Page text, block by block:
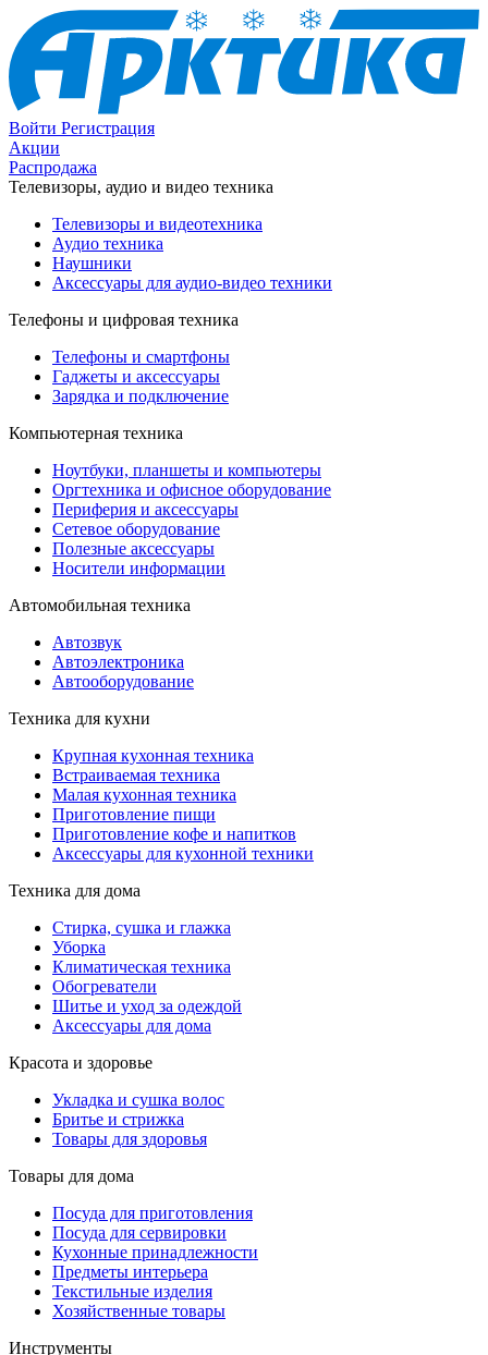
Войти Регистрация
Акции
Распродажа
Телевизоры, аудио и видео техника
Телевизоры и видеотехника
Аудио техника
Наушники
Аксессуары для аудио-видео техники
Телефоны и цифровая техника
Телефоны и смартфоны
Гаджеты и аксессуары
Зарядка и подключение
Компьютерная техника
Ноутбуки, планшеты и компьютеры
Оргтехника и офисное оборудование
Периферия и аксессуары
Cетевое оборудование
Полезные аксессуары
Носители информации
Автомобильная техника
Автозвук
Автоэлектроника
Автооборудование
Техника для кухни
Крупная кухонная техника
Встраиваемая техника
Малая кухонная техника
Приготовление пищи
Приготовление кофе и напитков
Аксессуары для кухонной техники
Техника для дома
Стирка, сушка и глажка
Уборка
Климатическая техника
Обогреватели
Шитье и уход за одеждой
Аксессуары для дома
Красота и здоровье
Укладка и сушка волос
Бритье и стрижка
Товары для здоровья
Товары для дома
Посуда для приготовления
Посуда для сервировки
Кухонные принадлежности
Предметы интерьера
Текстильные изделия
Хозяйственные товары
Инструменты